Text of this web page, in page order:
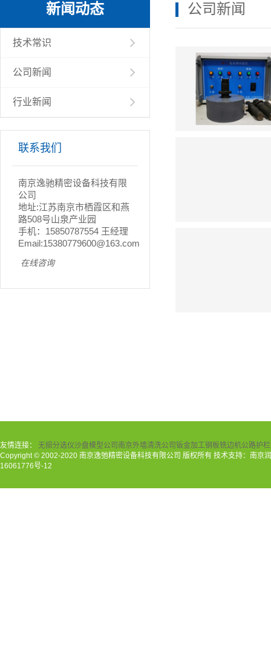
新闻动态
技术常识
公司新闻
行业新闻
联系我们
南京逸驰精密设备科技有限
公司
地址:江苏南京市栖霞区和燕
路508号山泉产业园
手机：15850787554 王经理
Email:15380779600@163.com
在线咨询
公司新闻
友情连接： 无损分选仪沙盘模型公司 南京外墙清洗公司 钣金加工钢板铣边机公路护
Copyright © 2002-2020 南京逸弛精密设备科技有限公司 版权所有 技术支持：南京
16061776号-12